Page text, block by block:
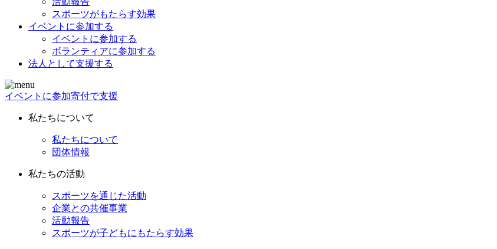
スポーツがもたらす効果
イベントに参加する
イベントに参加する
ボランティアに参加する
法人として支援する
イベントに参加寄付で支援
私たちについて
私たちについて
団体情報
私たちの活動
スポーツを通じた活動
企業との共催事業
活動報告
スポーツが子どもにもたらす効果